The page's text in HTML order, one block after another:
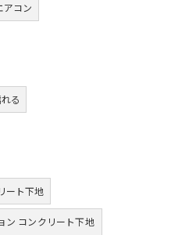
アコン
る
ート下地
ン コンクリート下地